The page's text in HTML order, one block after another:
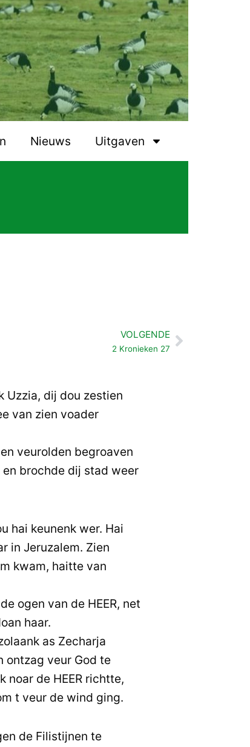
Nieuws Uitgaven
VOLGENDE
2 Kronieken 27Volgende
Uzzia, dij dou zestien
van zien voader
veurolden begroaven
brochde dij stad weer
hai keunenk wer. Hai
in Jeruzalem. Zien
kwam, haitte van
ogen van de HEER, net
haar.
as Zecharja
ontzag veur God te
noar de HEER richtte,
t veur de wind ging.
de Filistijnen te